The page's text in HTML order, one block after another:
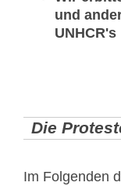
und
Die
Im Folgenden